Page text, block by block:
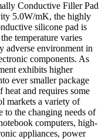
Conductive Filler Pad
5.0W/mK, the highly
silicone pad is
temperature varies
adverse environment in
components. As
exhibits higher
ever smaller package
and requires some
markets a variety of
to the changing needs of
computers, high-
appliances, power